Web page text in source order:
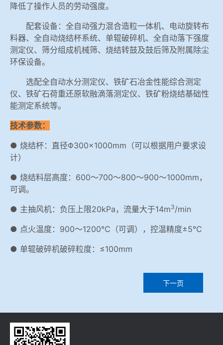
降低了操作人员的劳动强度。
配套设备：全自动强力混合造粒一体机、电动旋转布
料器、全自动烧结杯系统、单辊破碎机、全自动落下强度
测定仪、筛分组成机械筛、烧结转鼓及鼓后筛及附属除尘
环保设备。
选配全自动水分测定仪、铁矿石冶金性能综合测定
仪、铁矿石荷重还原软融滴落测定仪、铁矿粉烧结基础性
能测定系统等。
技术参数：
● 烧结杯：直径Φ300×1000mm（可以根据用户要求设
计）
● 烧结料层高度：600～700～800～900～1000mm，
可调。
● 主抽风机：负压上限20kPa，流量大于14m3/min
● 点火温度：900～1200℃（可调），控温精度±5℃
● 单辊破碎机破碎粒度：≤100mm
下一页